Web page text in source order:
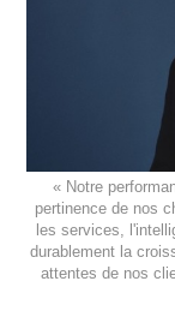
« Notre
pertinence de nos
les services,
durablement la
attentes de nos